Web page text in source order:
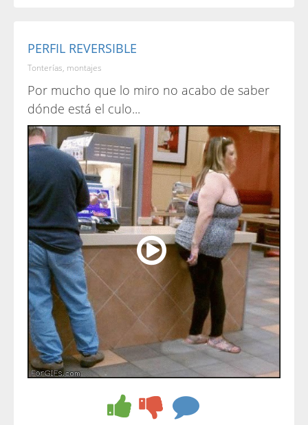
PERFIL REVERSIBLE
Tonterías, montajes
Por mucho que lo miro no acabo de saber
dónde está el culo...